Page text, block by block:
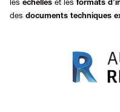
les échelles et les formats
des documents techniques